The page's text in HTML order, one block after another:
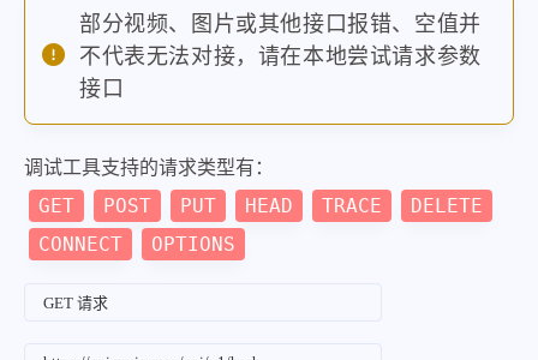
部分视频、图片或其他接口报错、空值并
不代表无法对接，请在本地尝试请求参数
接口
调试工具支持的请求类型有：
GET POST PUT HEAD TRACE
DELETE
CONNECT
OPTIONS